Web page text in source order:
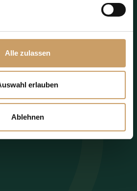
Alle zulassen
erlauben
Ablehnen